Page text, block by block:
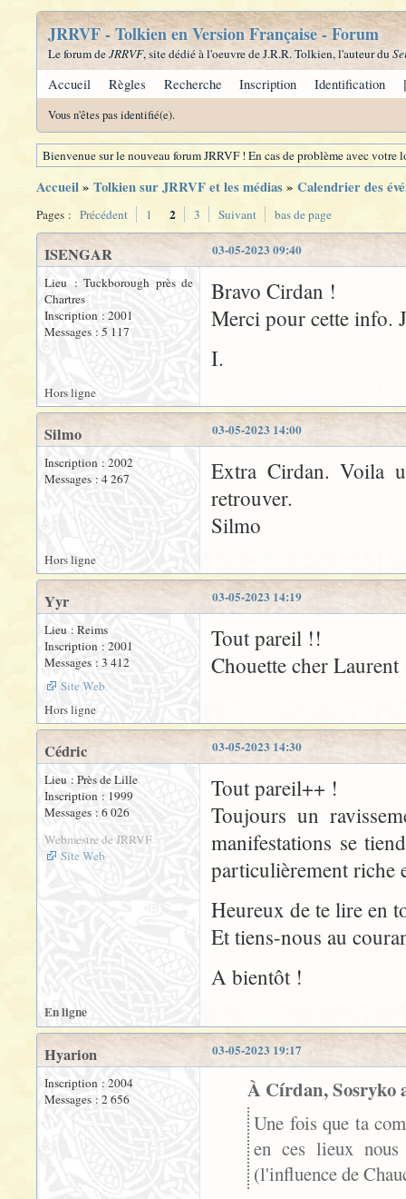
JRRVF - Tolkien en Version Française - Forum
Le forum deJRRVF, site dédié à l'oeuvre de J.R.R. Tolkien, l'auteur du
Accueil Règles Recherche Inscription Identification
Vous n'êtes pas identifié(e).
Bienvenue sur le nouveau forum JRRVF ! En cas de problème avec
Accueil» Tolkien sur JRRVF et les médias» Calendrier des
Pages : Précédent 1 2 3 Suivant bas de page
03-05-2023 09:40
ISENGAR
Lieu : Tuckborough près de
Chartres
Inscription : 2001
Messages : 5 117
Bravo Cirdan !
Merci pour cette info.
I.
Hors ligne
03-05-2023 14:00
Silmo
Inscription : 2002
Messages : 4 267
Extra Cirdan. Voila
retrouver.
Silmo
Hors ligne
03-05-2023 14:19
Yyr
Lieu : Reims
Inscription : 2001
Messages : 3 412
Site Web
Tout pareil !!
Chouette cher
Hors ligne
03-05-2023 14:30
Cédric
Lieu : Près de Lille
Inscription : 1999
Messages : 6 026
Webmestre de JRRVF
Site Web
Tout pareil++ !
Toujours un
manifestations se
particulièrement riche
Heureux de te lire en
Et tiens-nous au
A bientôt !
En ligne
03-05-2023 19:17
Hyarion
Inscription : 2004
Messages : 2 656
À Círdan, Sosryko
Une fois que ta
en ces lieux
(l'influence de